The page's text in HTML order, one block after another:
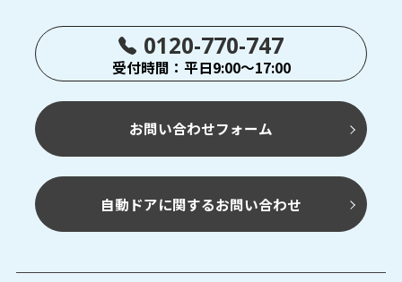
0120-770-747
受付時間：平日9:00～17:00
お問い合わせフォーム
自動ドアに関するお問い合わせ